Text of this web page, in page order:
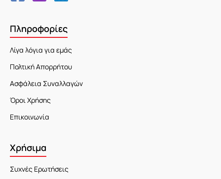
Πληροφορίες
Λίγα λόγια για εμάς
Πολτική Απορρήτου
Ασφάλεια Συναλλαγών
Όροι Χρήσης
Επικοινωνία
Χρήσιμα
Συχνές Ερωτήσεις